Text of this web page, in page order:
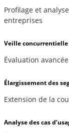
Profilage et
entreprises
Veille concurrentielle
Évaluation
Élargissement des
Extension de la
Analyse des cas